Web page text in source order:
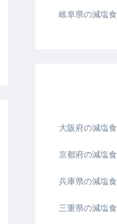
岐阜県の減塩食
大阪府の減塩食
京都府の減塩食
兵庫県の減塩食
三重県の減塩食